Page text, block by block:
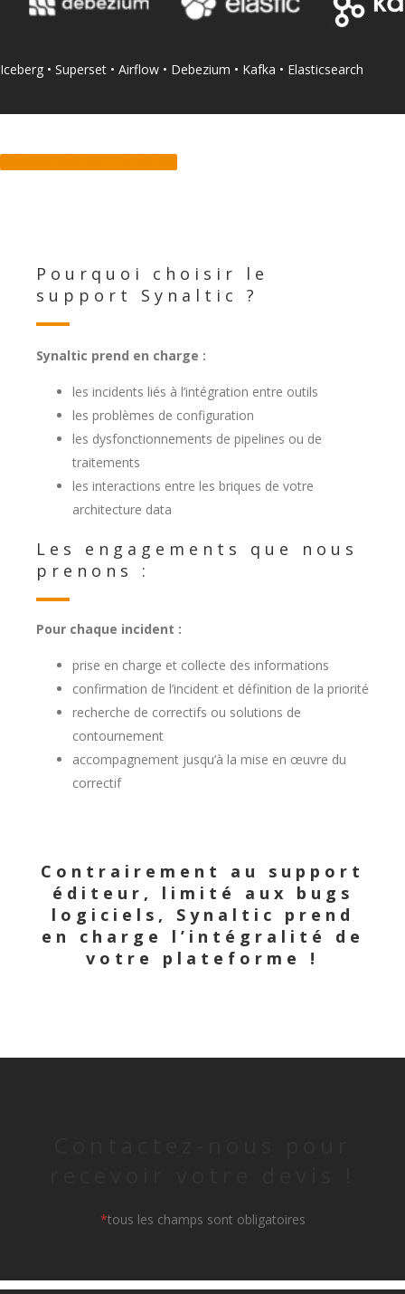
Iceberg • Superset • Airflow • Debezium • Kafka • Elasticsearch
Pourquoi choisir le
support Synaltic ?
Synaltic prend en charge :
les incidents liés à l’intégration entre outils
les problèmes de configuration
les dysfonctionnements de pipelines ou de
traitements
les interactions entre les briques de votre
architecture data
Les engagements que nous
prenons :
Pour chaque incident :
prise en charge et collecte des informations
confirmation de l’incident et définition de la priorité
recherche de correctifs ou solutions de
contournement
accompagnement jusqu’à la mise en œuvre du
correctif
Contrairement au support
éditeur, limité aux bugs
logiciels, Synaltic prend
en charge l’intégralité de
votre plateforme !
*tous les champs sont obligatoires